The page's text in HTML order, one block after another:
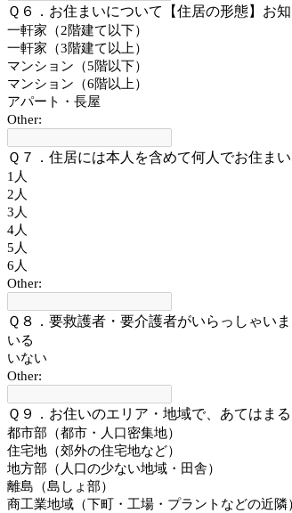
Ｑ６．お住まいについて【住居の形態】お知
一軒家（2階建て以下）
一軒家（3階建て以上）
マンション（5階以下）
マンション（6階以上）
アパート・長屋
Other:
Ｑ７．住居には本人を含めて何人でお住ま
1人
2人
3人
4人
5人
6人
Other:
Ｑ８．要救護者・要介護者がいらっしゃい
いる
いない
Other:
Ｑ９．お住いのエリア・地域で、あてはま
都市部（都市・人口密集地）
住宅地（郊外の住宅地など）
地方部（人口の少ない地域・田舎）
離島（島しょ部）
商工業地域（下町・工場・プラントなどの近隣